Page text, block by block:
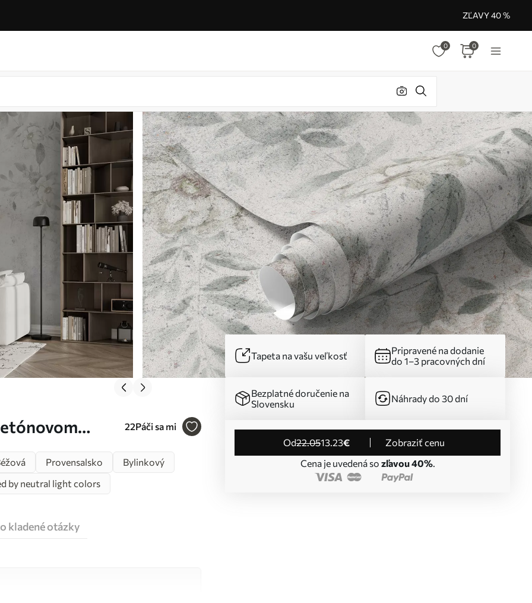
ZĽAVY 40 %
0 0
22Páči sa mi
Tapeta na vašu veľkosť
Pripravené na dodanie
do 1–3 pracovných dní
Bezplatné doručenie na
Slovensku
Náhrady do 30 dní
od22.0513.23€
Zobraziť cenu
Cena je uvedená so zľavou 40%.
Provensalsko
Bylinkový
by neutral light colors
kladené otázky